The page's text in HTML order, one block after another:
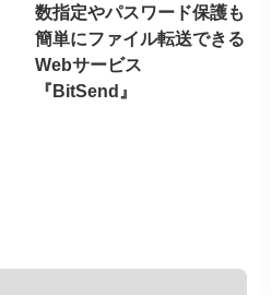
数指定やパスワード保護も
簡単にファイル転送できる
Webサービス
『BitSend』